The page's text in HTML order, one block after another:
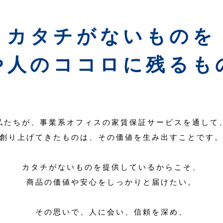
カタチがないものを
人のココロに残るも
たちが、事業系オフィスの家賃保証サービスを通して
創り上げてきたものは、その価値を生み出すことです。
カタチがないものを提供しているからこそ、
商品の価値や安心をしっかりと届けたい。
その思いで、人に会い、信頼を深め、